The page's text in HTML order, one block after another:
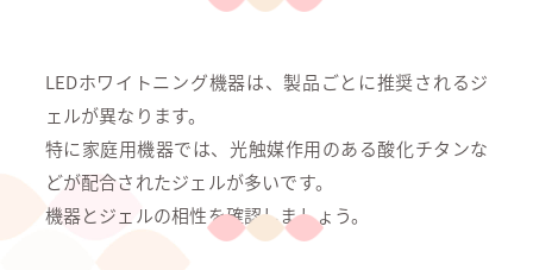
LEDホワイトニング機器は、製品ごとに推奨されるジ
ェルが異なります。
特に家庭用機器では、光触媒作用のある酸化チタンな
どが配合されたジェルが多いです。
機器とジェルの相性を確認しましょう。